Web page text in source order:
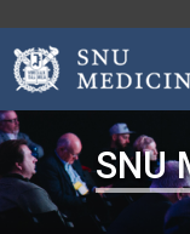
SNU